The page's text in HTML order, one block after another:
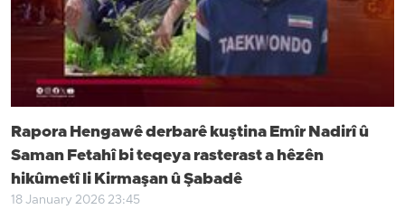
Rapora Hengawê derbarê kuştina Emîr Nadirî û
Saman Fetahî bi teqeya rasterast a hêzên
hikûmetî li Kirmaşan û Şabadê
18 January 2026 23:45